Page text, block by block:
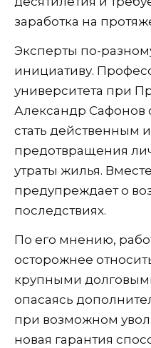
заработка на
Эксперты по-
инициативу.
университета при
Александр Сафонов
стать действенным
предотвращения
утраты жилья.
предупреждает о
последствиях.
По его мнению,
осторожнее
крупными
опасаясь
при возможном
новая гарантия